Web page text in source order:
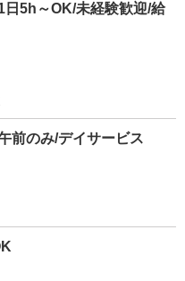
5h～OK/未経験歓迎/給
前のみ/デイサービス